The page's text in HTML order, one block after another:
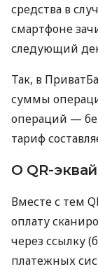
средства в
смартфоне
следующий
Так, в
суммы
операций —
тариф
О QR-
Вместе с тем
оплату
через ссылку
платежных